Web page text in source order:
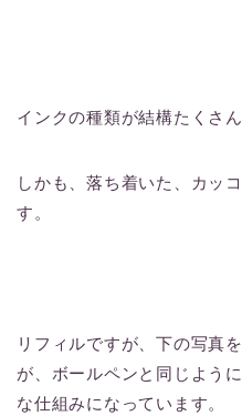
インクの種類が結構たくさん
しかも、落ち着いた、カッ
す。
リフィルですが、下の写真
が、ボールペンと同じよう
な仕組みになっています。